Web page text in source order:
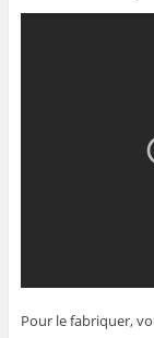
Pour le fabriquer,